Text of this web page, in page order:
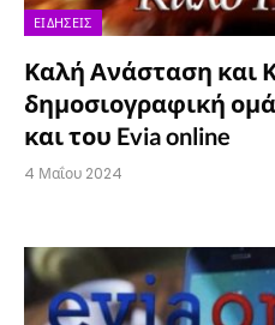
ΕΙΔΉΣΕΙΣ
Καλή Ανάσταση και
δημοσιογραφική
και του Evia online
4 Μαΐου 2024